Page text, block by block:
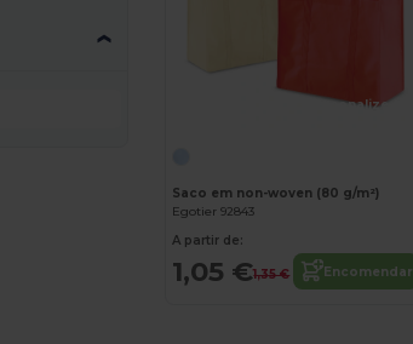
Personalize-o!
Saco em non-woven (80 g/m²)
Egotier 92843
A partir de:
1,05 €1,35 € Encomendar